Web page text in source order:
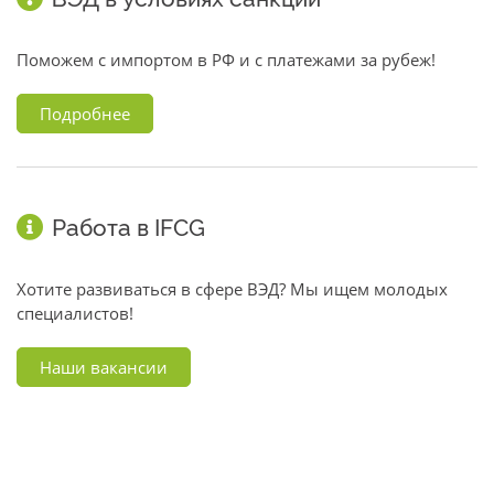
Поможем с импортом в РФ и с платежами за рубеж!
Подробнее
Работа в IFCG
Хотите развиваться в сфере ВЭД? Мы ищем молодых
специалистов!
Наши вакансии